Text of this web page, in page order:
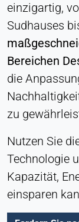
einzigartig,
Sudhauses
Bereichen
die
zu
Nutzen Sie
Technologie
Kapazität,
einsparen